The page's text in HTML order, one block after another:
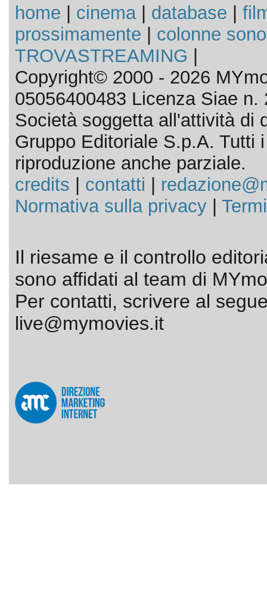
home cinema| database
prossimamente
colonne
TROVASTREAMING
Copyright© 2000 - 2026
05056400483 Licenza Siae n.
Società soggetta all'attività di
Gruppo Editoriale S.p.A. Tutti
riproduzione anche parziale.
credits
contatti
Normativa sulla privacy|
Il riesame e il controllo
sono affidati al team di
Per contatti, scrivere al
live@mymovies.it